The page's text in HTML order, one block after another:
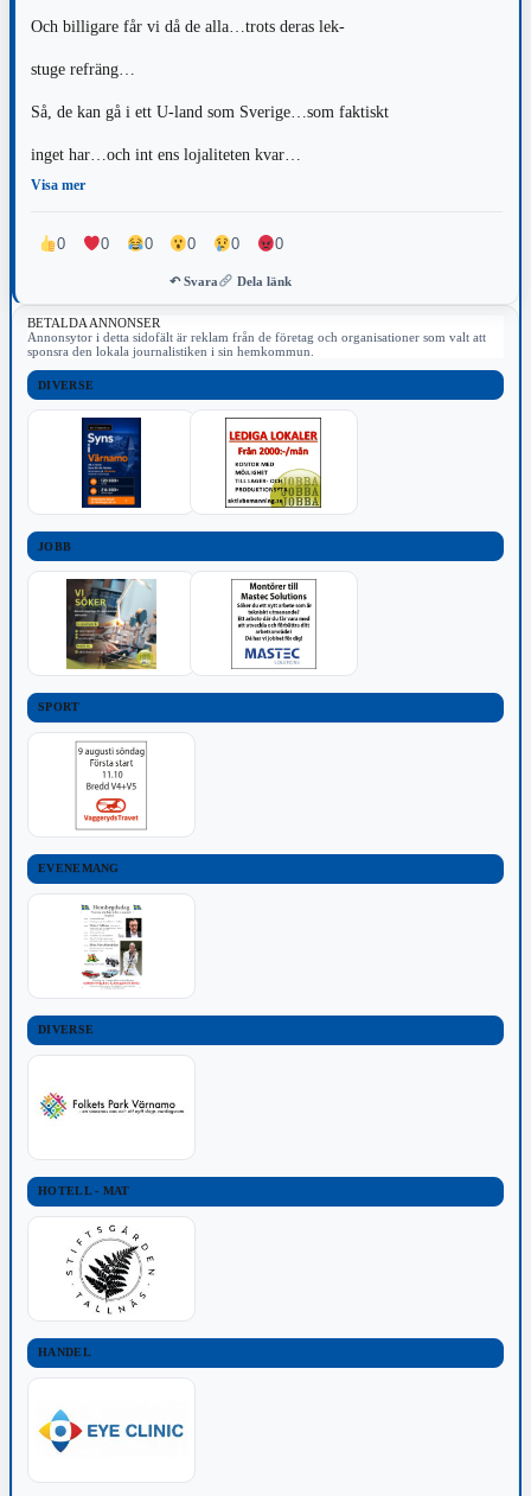
Och billigare får vi då de alla…trots deras lek-
stuge refräng…
Så, de kan gå i ett U-land som Sverige…som faktiskt
inget har…och int ens lojaliteten kvar…
Visa mer
0 0 0 0 0 0
↶ Svara Dela länk
BETALDA ANNONSER
Annonsytor i detta sidofält är reklam från de företag och organisationer som valt att
sponsra den lokala journalistiken i sin hemkommun.
DIVERSE
JOBB
SPORT
EVENEMANG
DIVERSE
HOTELL - MAT
HANDEL